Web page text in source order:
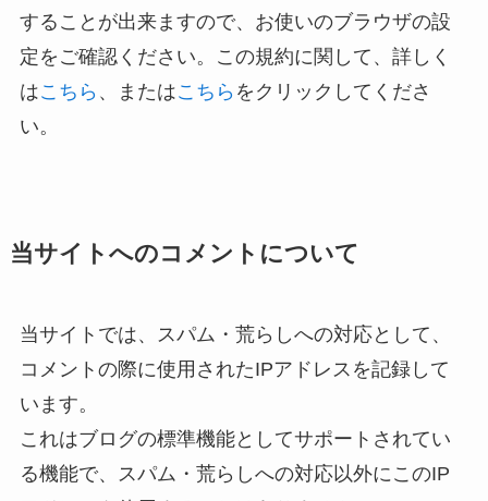
することが出来ますので、お使いのブラウザの設
定をご確認ください。この規約に関して、詳しく
はこちら 、またはこちら をクリックしてくださ
い。
当サイトへのコメントについて
当サイトでは、スパム・荒らしへの対応として、
コメントの際に使用されたIPアドレスを記録して
います。
これはブログの標準機能としてサポートされてい
る機能で、スパム・荒らしへの対応以外にこのIP